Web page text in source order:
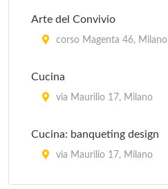
Arte del Convivio
corso Magenta 46, Milano
Cucina
via Maurilio 17, Milano
Cucina: banqueting design
via Maurilio 17, Milano